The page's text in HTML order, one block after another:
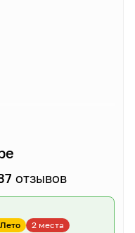
отзывов
Лето 2 места